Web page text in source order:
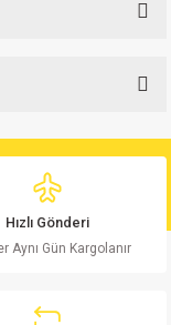
tarafımıza
Hızlı Gönderi
Aynı Gün Kargolanır